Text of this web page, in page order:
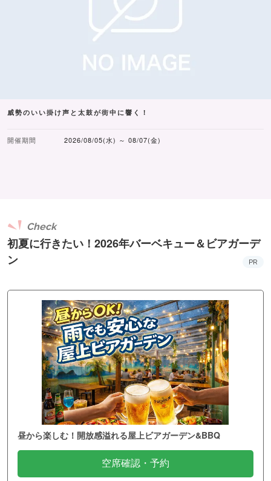
威勢のいい掛け声と太鼓が街中に響く！
開催期間 2026/08/05(水) ～ 08/07(金)
初夏に行きたい！2026年バーベキュー＆ビアガーデ
ン
Check
PR
昼から楽しむ！開放感溢れる屋上ビアガーデン&BBQ
空席確認・予約